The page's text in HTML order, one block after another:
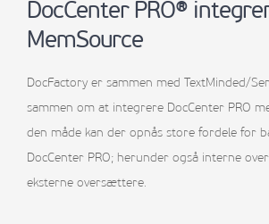
DocCenter PRO®
MemSource
DocFactory er sammen med TextMinded/
sammen om at integrere DocCenter PRO
den måde kan der opnås store fordele for
DocCenter PRO; herunder også interne
eksterne oversættere.